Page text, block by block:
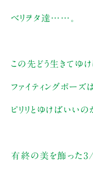
ベリヲタ達……。
この先どう生きてゆけ
ファイティングポーズ
ピリリとゆけばいいのか？
有終の美を飾った